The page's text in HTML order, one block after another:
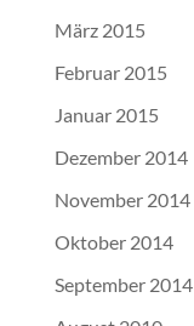
März 2015
Februar 2015
Januar 2015
Dezember 2014
November 2014
Oktober 2014
September 2014